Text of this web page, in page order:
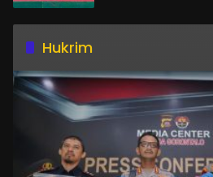
Hukrim